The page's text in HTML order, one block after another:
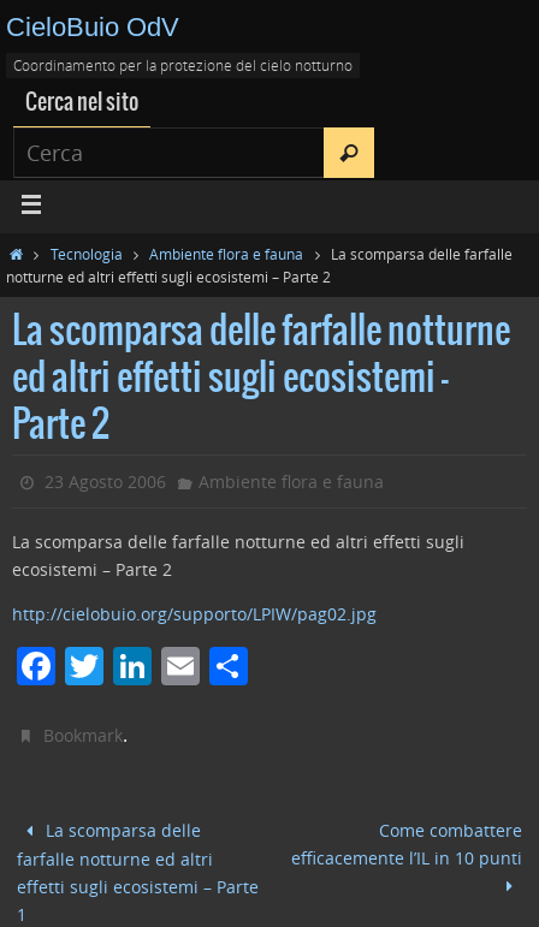
CieloBuio OdV
Coordinamento per la protezione del cielo notturno
Cerca nel sito
Tecnologia Ambiente flora e fauna
La scomparsa delle farfalle
notturne ed altri effetti sugli ecosistemi – Parte 2
La scomparsa delle farfalle notturne
ed altri effetti sugli ecosistemi –
Parte 2
23 Agosto 2006 Ambiente flora e fauna
La scomparsa delle farfalle notturne ed altri effetti sugli
ecosistemi – Parte 2
http://cielobuio.org/supporto/LPIW/pag02.jpg
F
c
b
o
o
T
itt
Li
dI
n
E
Bookmark.
La scomparsa delle
farfalle notturne ed altri
effetti sugli ecosistemi – Parte
1
Come combattere
efficacemente l’IL in 10 punti